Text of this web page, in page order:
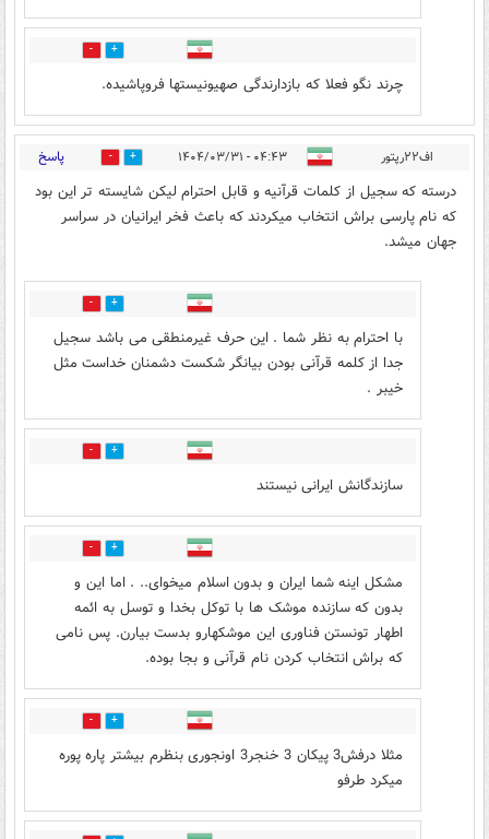
0
چرند نگو فعلا که بازدارندگی صهیونیستها فروپاشیده.
اف۲۲رپتور ۰۴:۴۳ - ۱۴۰۴/۰۳/۳۱ 15 پاسخ
درسته که سجیل از کلمات قرآنیه و قابل احترام لیکن شایسته تر این بود
که نام پارسی براش انتخاب میکردند که باعث فخر ایرانیان در سراسر
جهان میشد.
6
با احترام به نظر شما . این حرف غیرمنطقی می باشد سجیل
جدا از کلمه قرآنی بودن بیانگر شکست دشمنان خداست مثل
خیبر .
6
سازندگانش ایرانی نیستند
5
مشکل اینه شما ایران و بدون اسلام میخوای.. . اما این و
بدون که سازنده موشک ها با توکل بخدا و توسل به ائمه
اطهار تونستن فناوری این موشکهارو بدست بیارن. پس نامی
که براش انتخاب کردن نام قرآنی و بجا بوده.
6
مثلا درفش3 پیکان 3 خنجر3 اونجوری بنظرم بیشتر پاره پوره
میکرد طرفو